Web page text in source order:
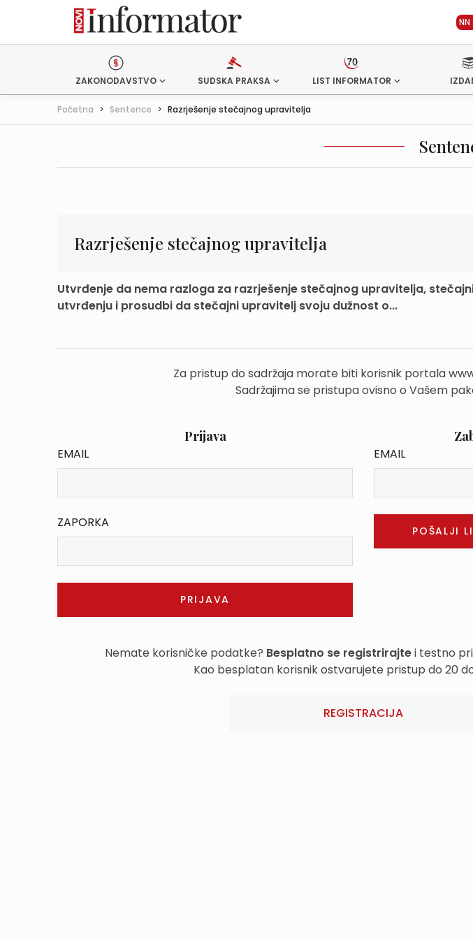
ZAKONODAVSTVO SUDSKA PRAKSA LIST INFORMATOR
Početna > Sentence > Razrješenje stečajnog upravitelja
Razrješenje stečajnog upravitelja
Utvrđenje da nema razloga za razrješenje stečajnog upravitelja,
utvrđenju i prosudbi da stečajni upravitelj svoju dužnost o...
Za pristup do sadržaja morate biti korisnik portala
Sadržajima se pristupa ovisno o Vašem
Prijava
EMAIL
ZAPORKA
EMAIL
Nemate korisničke podatke? Besplatno se registrirajtei testno
Kao besplatan korisnik ostvarujete pristup do 20
REGISTRACIJA